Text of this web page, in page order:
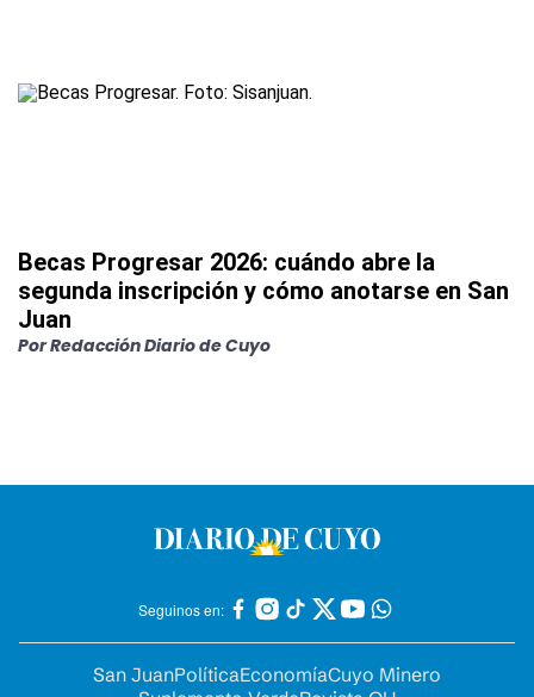
Becas Progresar 2026: cuándo abre la
segunda inscripción y cómo anotarse en San
Juan
PorRedacción Diario de Cuyo
Seguinos en:
San JuanPolíticaEconomíaCuyo Minero